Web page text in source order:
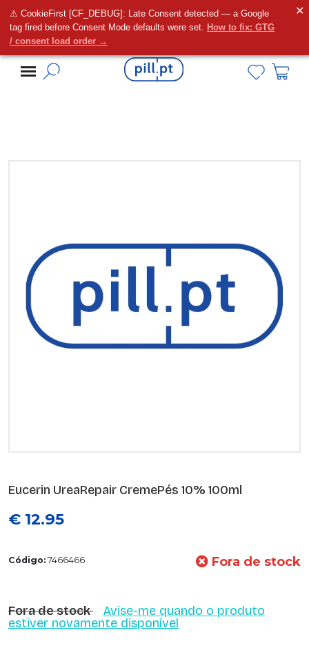
⚠ CookieFirst [CF_DEBUG]: Late Consent detected — a Google
tag fired before Consent Mode defaults were set. How to fix: GTG
/ consent load order →
✕
Alguma dúvida?
Eucerin UreaRepair CremePés 10% 100ml
€ 12.95
Código: 7466466 Fora de stock
Fora de stock
Avise-me quando o produto
estiver novamente disponível